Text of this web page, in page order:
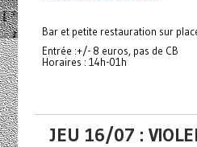
Bar et petite restauration sur
Entrée :+/- 8 euros, pas de CB
Horaires : 14h-01h
JEU 16/07 :